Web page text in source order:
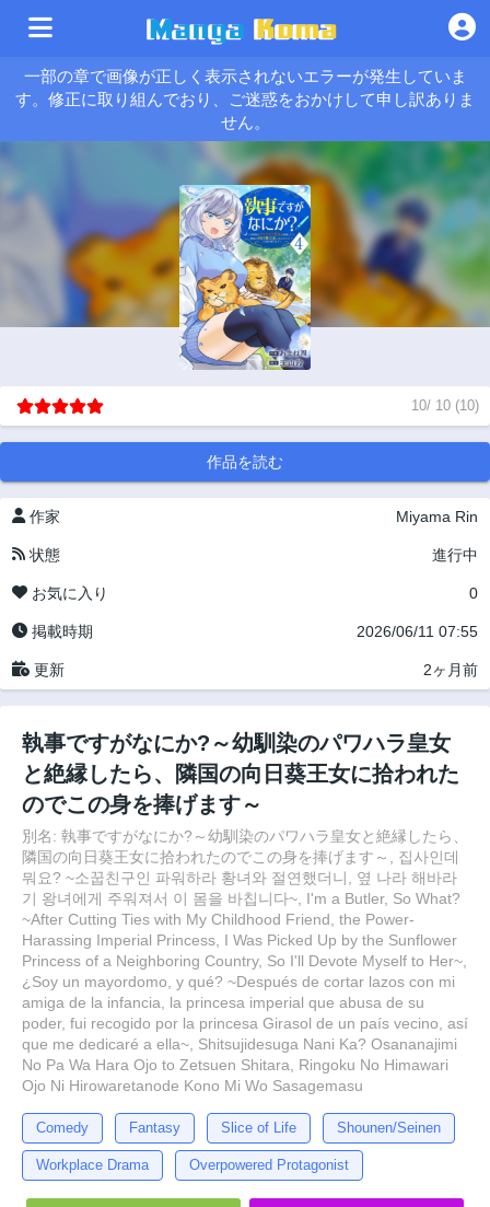
一部の章で画像が正しく表示されないエラーが発生していま
す。修正に取り組んでおり、ご迷惑をおかけして申し訳ありま
せん。
10/ 10 (10)
作品を読む
作家 Miyama Rin
状態 進行中
お気に入り 0
掲載時期 2026/06/11 07:55
更新 2ヶ月前
執事ですがなにか?～幼馴染のパワハラ皇女
と絶縁したら、隣国の向日葵王女に拾われた
のでこの身を捧げます～
別名: 執事ですがなにか?～幼馴染のパワハラ皇女と絶縁したら、
隣国の向日葵王女に拾われたのでこの身を捧げます～, 집사인데
뭐요? ~소꿉친구인 파워하라 황녀와 절연했더니, 옆 나라 해바라
기 왕녀에게 주워져서 이 몸을 바칩니다~, I'm a Butler, So What?
~After Cutting Ties with My Childhood Friend, the Power-
Harassing Imperial Princess, I Was Picked Up by the Sunflower
Princess of a Neighboring Country, So I'll Devote Myself to Her~,
¿Soy un mayordomo, y qué? ~Después de cortar lazos con mi
amiga de la infancia, la princesa imperial que abusa de su
poder, fui recogido por la princesa Girasol de un país vecino, así
que me dedicaré a ella~, Shitsujidesuga Nani Ka? Osananajimi
No Pa Wa Hara Ojo to Zetsuen Shitara, Ringoku No Himawari
Ojo Ni Hirowaretanode Kono Mi Wo Sasagemasu
Comedy Fantasy Slice of Life Shounen/Seinen
Workplace Drama Overpowered Protagonist